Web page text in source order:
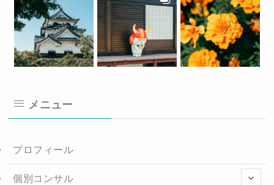
メニュー
プロフィール
個別コンサル